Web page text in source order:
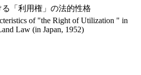
「利用権」の法的性格
of "the Right of Utilization " in
Law (in Japan, 1952)